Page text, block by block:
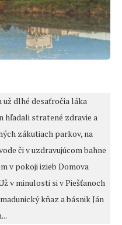
dlhé desaťročia láka
hľadali stratené zdravie a
zákutiach parkov, na
či v uzdravujúcom bahne
v pokoji izieb Domova
v minulosti si v Piešťanoch
kňaz a básnik Ján